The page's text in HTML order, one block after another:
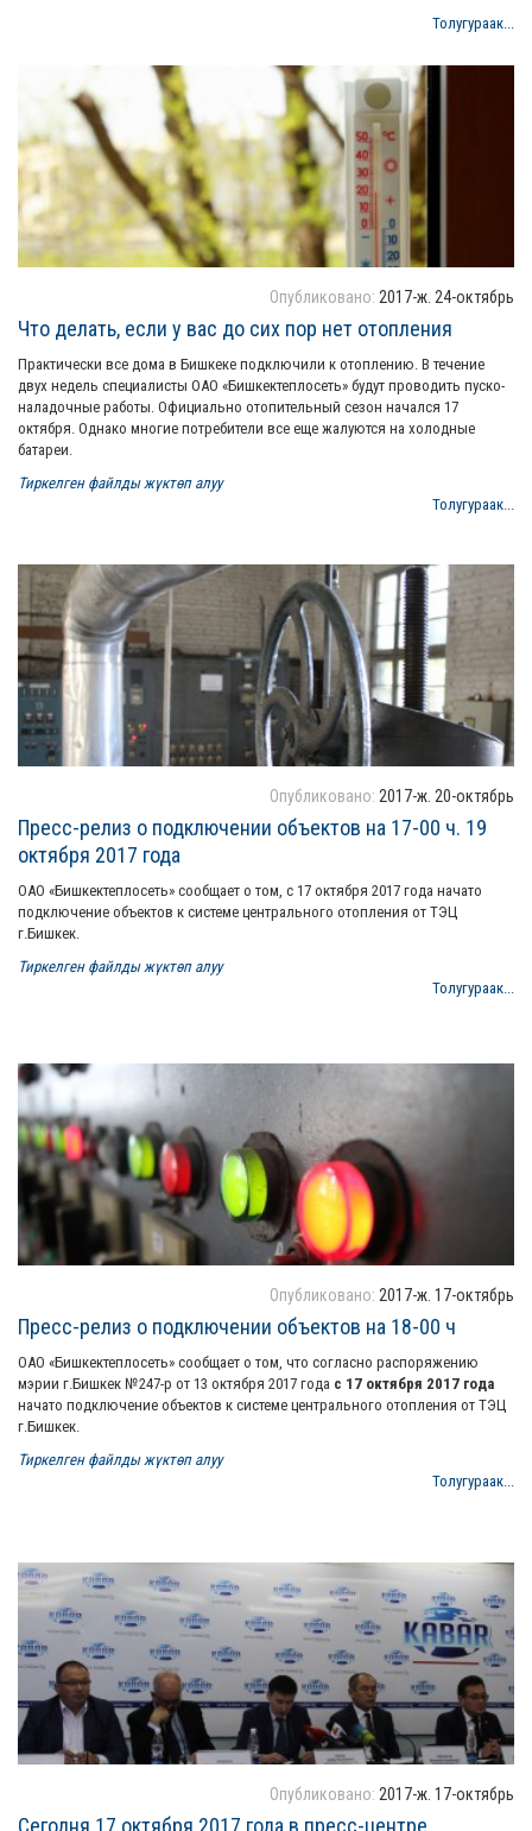
Толугураак...
Опубликовано: 2017-ж. 24-октябрь
Что делать, если у вас до сих пор нет отопления
Практически все дома в Бишкеке подключили к отоплению. В течение
двух недель специалисты ОАО «Бишкектеплосеть» будут проводить пуско-
наладочные работы. Официально отопительный сезон начался 17
октября. Однако многие потребители все еще жалуются на холодные
батареи.
Тиркелген файлды жүктөп алуу
Толугураак...
Опубликовано: 2017-ж. 20-октябрь
Пресс-релиз о подключении объектов на 17-00 ч. 19
октября 2017 года
ОАО «Бишкектеплосеть» сообщает о том, с 17 октября 2017 года начато
подключение объектов к системе центрального отопления от ТЭЦ
г.Бишкек.
Тиркелген файлды жүктөп алуу
Толугураак...
Опубликовано: 2017-ж. 17-октябрь
Пресс-релиз о подключении объектов на 18-00 ч
ОАО «Бишкектеплосеть» сообщает о том, что согласно распоряжению
мэрии г.Бишкек №247-р от 13 октября 2017 года с 17 октября 2017 года
начато подключение объектов к системе центрального отопления от ТЭЦ
г.Бишкек.
Тиркелген файлды жүктөп алуу
Толугураак...
Опубликовано: 2017-ж. 17-октябрь
Сегодня 17 октября 2017 года в пресс-центре